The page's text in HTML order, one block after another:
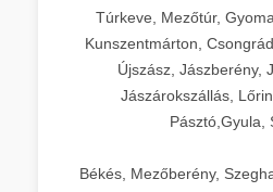
Túrkeve, Mezőtúr,
Kunszentmárton,
Újszász, Jászberény,
Jászárokszállás,
Pásztó,Gyula,
Békés, Mezőberény,